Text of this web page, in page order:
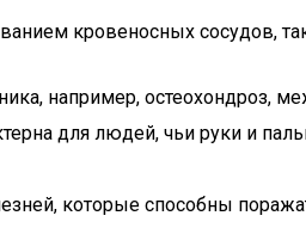
кровеносных сосудов,
например, остеохондроз,
для людей, чьи руки и
которые способны